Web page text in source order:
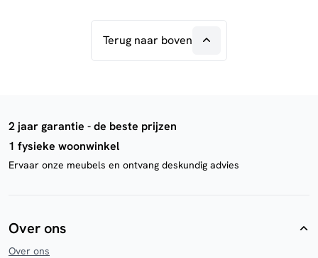
Terug naar boven
2 jaar garantie - de beste prijzen
1 fysieke woonwinkel
Ervaar onze meubels en ontvang deskundig advies
Over ons
Over ons